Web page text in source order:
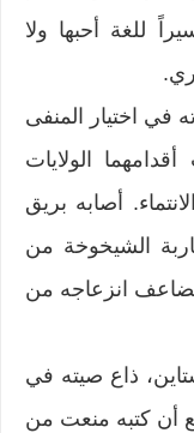
للغة أحبها ولا
في اختيار المنفى
عام 1940. عندما وطئت أقدامهما الولايات
أصابه بريق
الشيخوخة من
انزعاجه من
ذاع صيته في
أن كتبه منعت من